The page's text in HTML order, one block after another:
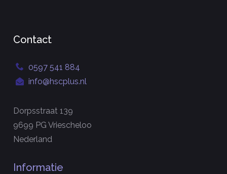
Contact
0597 541 884
info@hscplus.nl
Dorpsstraat 139
9699 PG Vriescheloo
Nederland
Informatie